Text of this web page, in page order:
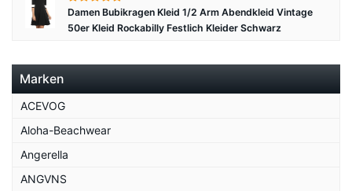
Damen Bubikragen Kleid 1/2 Arm Abendkleid Vintage
50er Kleid Rockabilly Festlich Kleider Schwarz
Marken
ACEVOG
Aloha-Beachwear
Angerella
ANGVNS